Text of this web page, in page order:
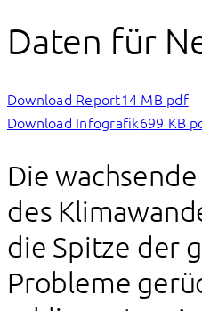
Daten für
Download Report14 MB pdf
Download Infografik699 KB
Die
des
die Spitze der
Probleme